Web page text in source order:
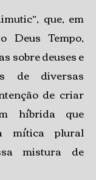
que, em
Deus Tempo,
sobre deuses e
de diversas
de criar
híbrida que
mítica plural
mistura de